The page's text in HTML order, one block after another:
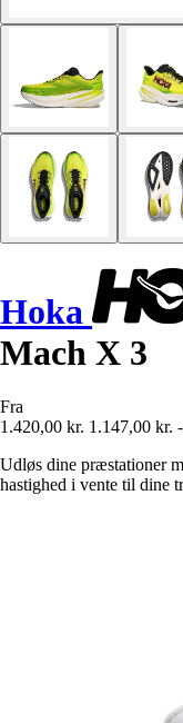
Hoka
Mach X 3
Fra
1.420,00 kr. 1.147,00 kr.
Udløs dine præstationer
hastighed i vente til dine